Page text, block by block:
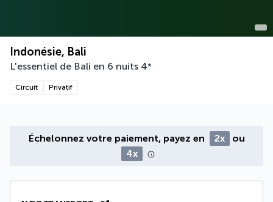
Indonésie, Bali
L'essentiel de Bali en 6 nuits 4*
Circuit Privatif
Échelonnez votre paiement, payez en 2x
ou
4x